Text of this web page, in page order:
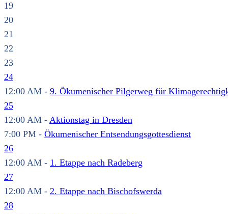
19
20
21
22
23
24
12:00 AM - 9. Ökumenischer Pilgerweg für
25
12:00 AM - Aktionstag in Dresden
7:00 PM - Ökumenischer Entsendungsgottesdienst
26
12:00 AM - 1. Etappe nach Radeberg
27
12:00 AM - 2. Etappe nach Bischofswerda
28